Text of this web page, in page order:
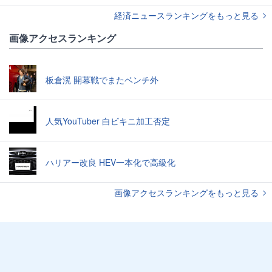
経済ニュースランキングをもっと見る
画像アクセスランキング
板倉滉 開幕戦でまたベンチ外
人気YouTuber 白ビキニ加工否定
ハリアー改良 HEV一本化で高級化
画像アクセスランキングをもっと見る